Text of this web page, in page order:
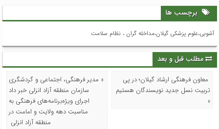
برچسب ها
آشوبی،علوم پزشکی گیلان،مداخله گران ، نظام سلامت
مطلب قبل و بعد
معاون فرهنگی ارشاد گیلان؛ در پی
تربیت نسل جدید نویسندگان هستیم
»
« مدیر فرهنگی، اجتماعی و گردشگری
سازمان منطقه آزاد انزلی خبر داد
اجرای ویژه‌برنامه‌های فرهنگی به
مناسبت دهه ولایت و امامت در
منطقه آزاد انزلی